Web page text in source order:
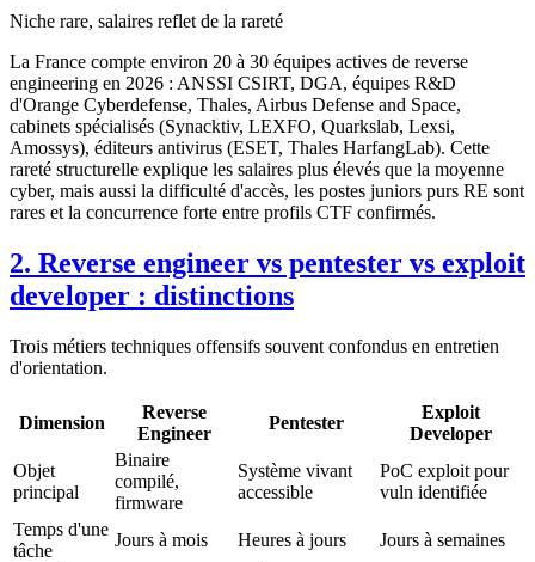
Niche rare, salaires reflet de la rareté
La France compte environ 20 à 30 équipes actives de reverse
engineering en 2026 : ANSSI CSIRT, DGA, équipes R&D
d'Orange Cyberdefense, Thales, Airbus Defense and Space,
cabinets spécialisés (Synacktiv, LEXFO, Quarkslab, Lexsi,
Amossys), éditeurs antivirus (ESET, Thales HarfangLab). Cette
rareté structurelle explique les salaires plus élevés que la moyenne
cyber, mais aussi la difficulté d'accès, les postes juniors purs RE sont
rares et la concurrence forte entre profils CTF confirmés.
2. Reverse engineer vs pentester vs exploit
developer : distinctions
Trois métiers techniques offensifs souvent confondus en entretien
d'orientation.
Dimension
Reverse
Engineer
Pentester
Exploit
Developer
Objet
principal
Binaire
compilé,
firmware
Système vivant
accessible
PoC exploit pour
vuln identifiée
Temps d'une
tâche
Jours à mois Heures à jours
Jours à semaines